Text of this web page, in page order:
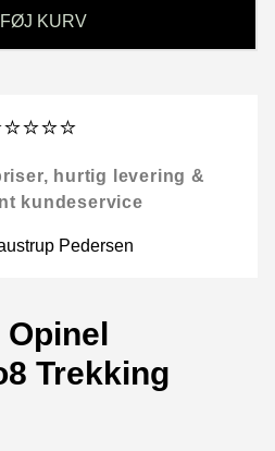
KURV
hurtig levering &
kundeservice
Pedersen
Trekking